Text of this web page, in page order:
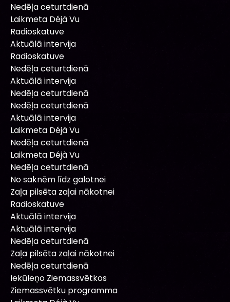
Nedēļa ceturtdienā
Laikmeta Déjà Vu
Radioskatuve
Aktuālā intervija
Radioskatuve
Nedēļa ceturtdienā
Aktuālā intervija
Nedēļa ceturtdienā
Nedēļa ceturtdienā
Aktuālā intervija
Laikmeta Déjà Vu
Nedēļa ceturtdienā
Laikmeta Déjà Vu
Nedēļa ceturtdienā
No saknēm līdz galotnei
Zaļa pilsēta zaļai nākotnei
Radioskatuve
Aktuālā intervija
Aktuālā intervija
Nedēļa ceturtdienā
Zaļa pilsēta zaļai nākotnei
Nedēļa ceturtdienā
Iekūleņo Ziemassvētkos
Ziemassvētku programma